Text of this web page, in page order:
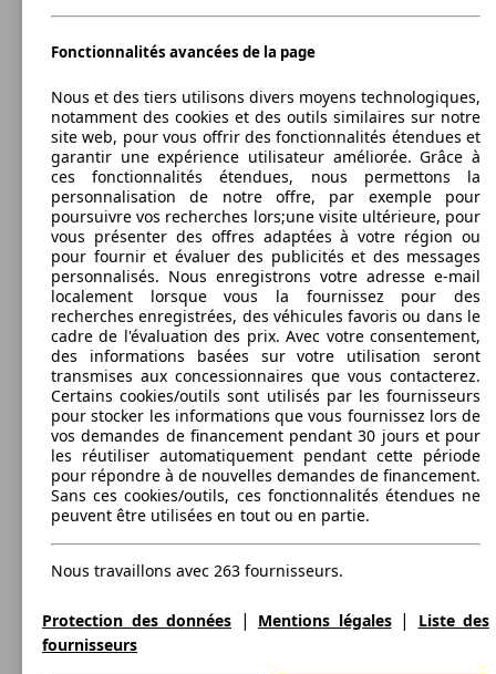
718 Boxster GTS 4.0 400 ch PDK
294 KW
(400 PS)
718 Boxster S 2.5i 350 ch
257 KW
(350 PS)
Boxster 3.4i GTS 330 ch
243 KW
(330 PS)
Ø
l/
Boxster 3.4i S 315 ch
232 KW
(315 PS)
Ø
l/
Cabriolet
Essence
Model Version
Leistung
2004 - 2012Porsche BOXSTER (09/2004-01/2012)
Dim. (L/l/h):
à partir de 4329 x 1801 x 1292 mm
Puissance:
176 - 235 KW (240 - 320 PS)
Portes:
2
Sièges:
2
Coffre:
Fonctionnalités avancées de la page
Nous et des tiers utilisons divers moyens technologiques,
notamment des cookies et des outils similaires sur notre
site web, pour vous offrir des fonctionnalités étendues et
garantir une expérience utilisateur améliorée. Grâce à
ces fonctionnalités étendues, nous permettons la
personnalisation de notre offre, par exemple pour
poursuivre vos recherches lors;une visite ultérieure, pour
vous présenter des offres adaptées à votre région ou
pour fournir et évaluer des publicités et des messages
personnalisés. Nous enregistrons votre adresse e-mail
localement lorsque vous la fournissez pour des
recherches enregistrées, des véhicules favoris ou dans le
cadre de l'évaluation des prix. Avec votre consentement,
des informations basées sur votre utilisation seront
transmises aux concessionnaires que vous contacterez.
Certains cookies/outils sont utilisés par les fournisseurs
pour stocker les informations que vous fournissez lors de
vos demandes de financement pendant 30 jours et pour
les réutiliser automatiquement pendant cette période
pour répondre à de nouvelles demandes de financement.
Sans ces cookies/outils, ces fonctionnalités étendues ne
peuvent être utilisées en tout ou en partie.
Nous travaillons avec 263 fournisseurs.
Protection des données | Mentions légales|
Liste des
fournisseurs